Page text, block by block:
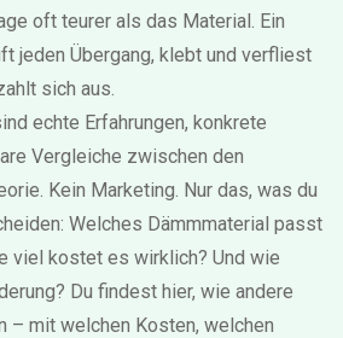
oft teurer als das Material. Ein
jeden Übergang, klebt und verfliest
sich aus.
echte Erfahrungen, konkrete
Vergleiche zwischen den
Kein Marketing. Nur das, was du
Welches Dämmmaterial passt
viel kostet es wirklich? Und wie
Du findest hier, wie andere
– mit welchen Kosten, welchen